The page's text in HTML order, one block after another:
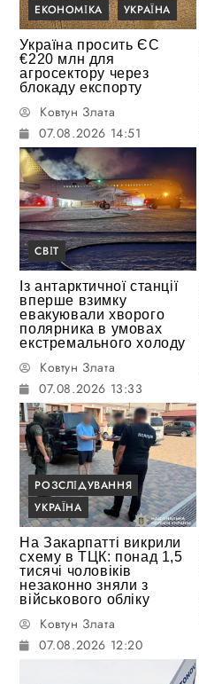
ЕКОНОМІКА УКРАЇНА
Україна просить ЄС
€220 млн для
агросектору через
блокаду експорту
Ковтун Злата
07.08.2026 14:51
СВІТ
Із антарктичної станції
вперше взимку
евакуювали хворого
полярника в умовах
екстремального холоду
Ковтун Злата
07.08.2026 13:33
РОЗСЛІДУВАННЯ
УКРАЇНА
На Закарпатті викрили
схему в ТЦК: понад 1,5
тисячі чоловіків
незаконно зняли з
військового обліку
Ковтун Злата
07.08.2026 12:20